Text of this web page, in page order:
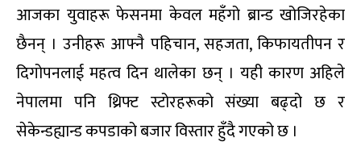
आजका युवाहरू फेसनमा केवल महँगो ब्रान्ड खोजिरहेका
छैनन् । उनीहरू आफ्नै पहिचान, सहजता, किफायतीपन र
दिगोपनलाई महत्व दिन थालेका छन् । यही कारण अहिले
नेपालमा पनि थ्रिफ्ट स्टोरहरूको संख्या बढ्दो छ र
सेकेन्डह्यान्ड कपडाको बजार विस्तार हुँदै गएको छ ।